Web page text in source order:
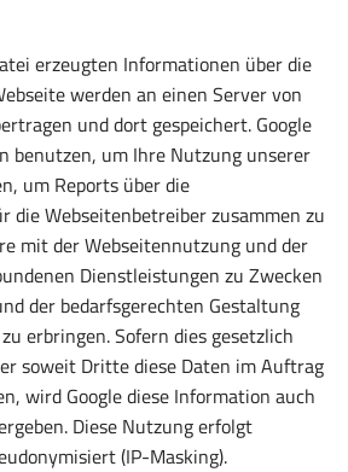
erzeugten Informationen über die
werden an einen Server von
und dort gespeichert. Google
benutzen, um Ihre Nutzung unserer
um Reports über die
Webseitenbetreiber zusammen zu
mit der Webseitennutzung und der
Dienstleistungen zu Zwecken
der bedarfsgerechten Gestaltung
erbringen. Sofern dies gesetzlich
soweit Dritte diese Daten im Auftrag
wird Google diese Information auch
Diese Nutzung erfolgt
(IP-Masking).